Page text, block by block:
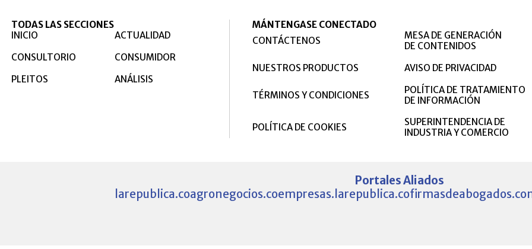
TODAS LAS SECCIONES
INICIO
ACTUALIDAD
CONSULTORIO
CONSUMIDOR
PLEITOS
ANÁLISIS
MÁNTENGASE CONECTADO
CONTÁCTENOS
MESA DE GENERACIÓN
DE CONTENIDOS
NUESTROS PRODUCTOS
AVISO DE PRIVACIDAD
TÉRMINOS Y CONDICIONES
POLÍTICA DE TRATAMIENTO
DE INFORMACIÓN
POLÍTICA DE COOKIES
SUPERINTENDENCIA DE
INDUSTRIA Y COMERCIO
Portales Aliados
larepublica.coagronegocios.coempresas.larepublica.co